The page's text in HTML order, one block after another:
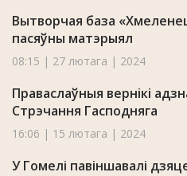
Вытворчая база
пасяўны матэрыял
08:15 | 27 лютага | 2024
Праваслаўныя вернікі
Стрэчання Гасподняга
16:06 | 15 лютага | 2024
У Гомелі павіншавалі